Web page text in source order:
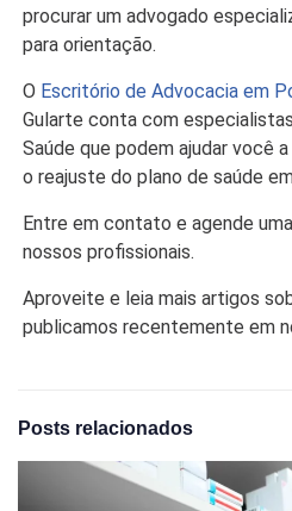
procurar um advogado
para orientação.
O Escritório de Advocacia em
Gularte conta com
Saúde que podem ajudar você
o reajuste do plano de saúde
Entre em contato e agende
nossos profissionais.
Aproveite e leia mais artigos
publicamos recentemente em
Posts relacionados